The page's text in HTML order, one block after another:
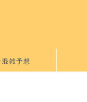
雑予想